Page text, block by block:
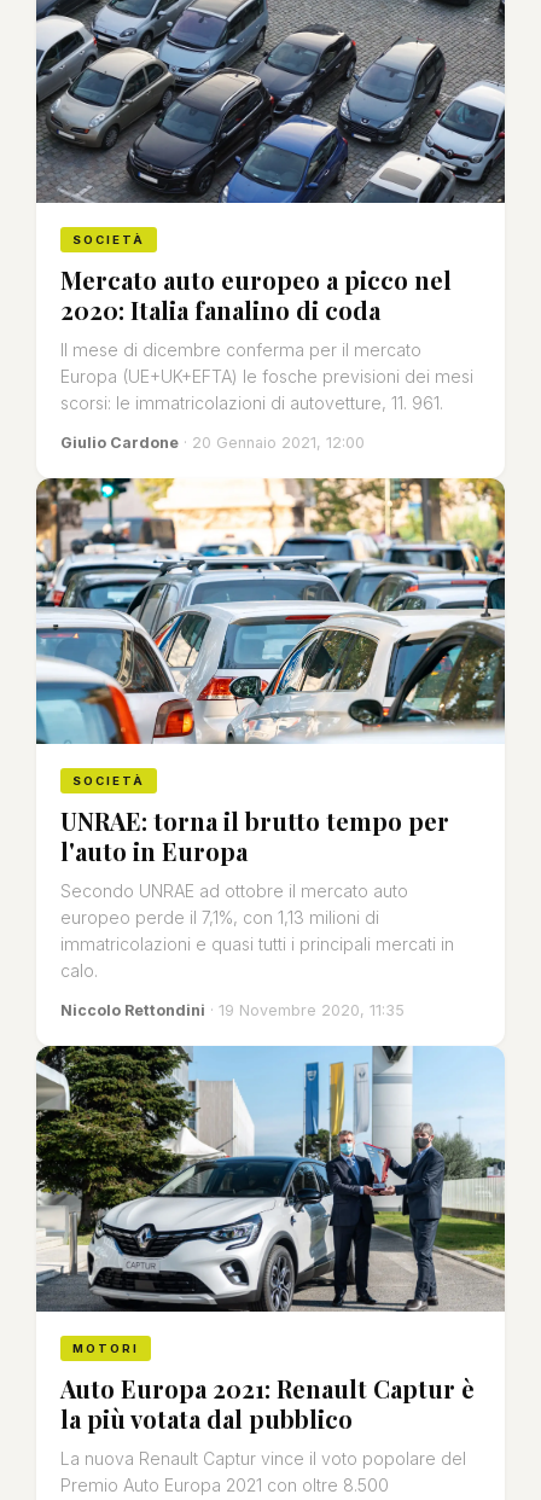
SOCIETÀ
Mercato auto europeo a picco nel
2020: Italia fanalino di coda
Il mese di dicembre conferma per il mercato
Europa (UE+UK+EFTA) le fosche previsioni dei mesi
scorsi: le immatricolazioni di autovetture, 11. 961.
Giulio Cardone · 20 Gennaio 2021, 12:00
SOCIETÀ
UNRAE: torna il brutto tempo per
l'auto in Europa
Secondo UNRAE ad ottobre il mercato auto
europeo perde il 7,1%, con 1,13 milioni di
immatricolazioni e quasi tutti i principali mercati in
calo.
Niccolo Rettondini · 19 Novembre 2020, 11:35
MOTORI
Auto Europa 2021: Renault Captur è
la più votata dal pubblico
La nuova Renault Captur vince il voto popolare del
Premio Auto Europa 2021 con oltre 8.500